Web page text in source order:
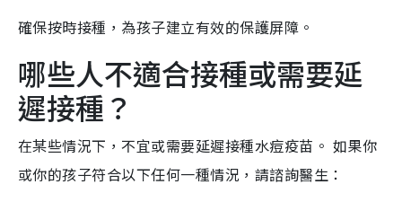
確保按時接種，為孩子建立有效的保護屏障。
哪些人不適合接種或需要延
遲接種？
在某些情況下，不宜或需要延遲接種水痘疫苗。 如果你
或你的孩子符合以下任何一種情況，請諮詢醫生：